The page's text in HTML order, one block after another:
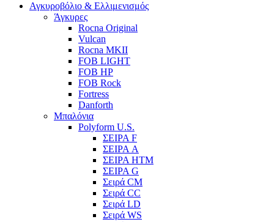
Αγκυροβόλιο & Ελλιμενισμός
Άγκυρες
Rocna Original
Vulcan
Rocna MKII
FOB LIGHT
FOB HP
FOB Rock
Fortress
Danforth
Μπαλόνια
Polyform U.S.
ΣΕΙΡΑ F
ΣΕΙΡΑ A
ΣΕΙΡΑ HTM
ΣΕΙΡΑ G
Σειρά CM
Σειρά CC
Σειρά LD
Σειρά WS